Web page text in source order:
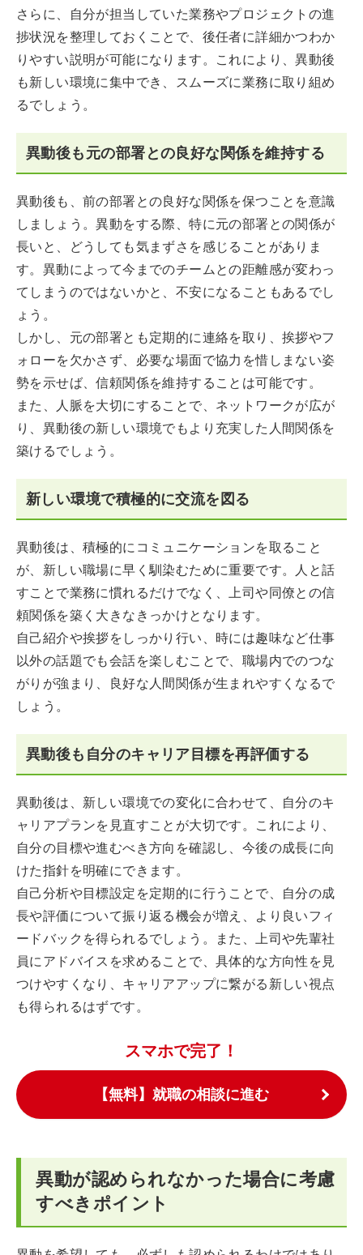
さらに、自分が担当していた業務やプロジェクトの進
捗状況を整理しておくことで、後任者に詳細かつわか
りやすい説明が可能になります。これにより、異動後
も新しい環境に集中でき、スムーズに業務に取り組め
るでしょう。
異動後も元の部署との良好な関係を維持する
異動後も、前の部署との良好な関係を保つことを意識
しましょう。異動をする際、特に元の部署との関係が
長いと、どうしても気まずさを感じることがありま
す。異動によって今までのチームとの距離感が変わっ
てしまうのではないかと、不安になることもあるでし
ょう。
しかし、元の部署とも定期的に連絡を取り、挨拶やフ
ォローを欠かさず、必要な場面で協力を惜しまない姿
勢を示せば、信頼関係を維持することは可能です。
また、人脈を大切にすることで、ネットワークが広が
り、異動後の新しい環境でもより充実した人間関係を
築けるでしょう。
新しい環境で積極的に交流を図る
異動後は、積極的にコミュニケーションを取ること
が、新しい職場に早く馴染むために重要です。人と話
すことで業務に慣れるだけでなく、上司や同僚との信
頼関係を築く大きなきっかけとなります。
自己紹介や挨拶をしっかり行い、時には趣味など仕事
以外の話題でも会話を楽しむことで、職場内でのつな
がりが強まり、良好な人間関係が生まれやすくなるで
しょう。
異動後も自分のキャリア目標を再評価する
異動後は、新しい環境での変化に合わせて、自分のキ
ャリアプランを見直すことが大切です。これにより、
自分の目標や進むべき方向を確認し、今後の成長に向
けた指針を明確にできます。
自己分析や目標設定を定期的に行うことで、自分の成
長や評価について振り返る機会が増え、より良いフィ
ードバックを得られるでしょう。また、上司や先輩社
員にアドバイスを求めることで、具体的な方向性を見
つけやすくなり、キャリアアップに繋がる新しい視点
も得られるはずです。
スマホで完了！
【無料】就職の相談に進む
異動が認められなかった場合に考慮
すべきポイント